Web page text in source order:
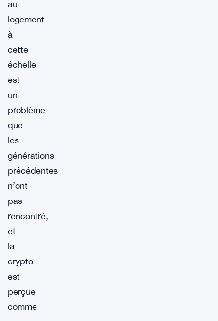
au
logement
à
cette
échelle
est
un
problème
que
les
générations
précédentes
n’ont
pas
rencontré,
et
la
crypto
est
perçue
comme